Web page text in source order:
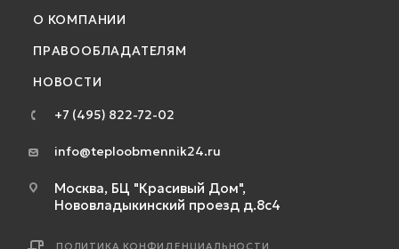
О КОМПАНИИ
ПРАВООБЛАДАТЕЛЯМ
НОВОСТИ
+7 (495) 822-72-02
info@teploobmennik24.ru
Москва, БЦ "Красивый Дом",
Нововладыкинский проезд д.8с4
ПОЛИТИКА КОНФИДЕНЦИАЛЬНОСТИ